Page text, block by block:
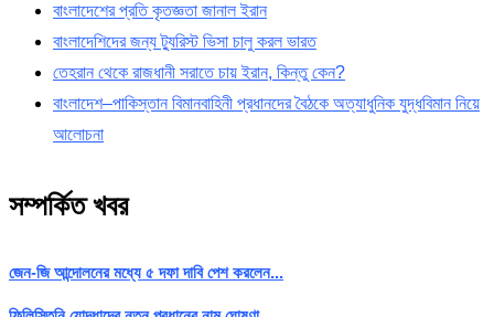
বাংলাদেশের প্রতি কৃতজ্ঞতা জানাল ইরান
বাংলাদেশিদের জন্য ট্যুরিস্ট ভিসা চালু করল ভারত
তেহরান থেকে রাজধানী সরাতে চায় ইরান, কিন্তু কেন?
বাংলাদেশ–পাকিস্তান বিমানবাহিনী প্রধানদের বৈঠকে অত্যাধুনিক যুদ্ধবিমান নিয়ে
আলোচনা
সম্পর্কিত খবর
জেন-জি আন্দোলনের মধ্যে ৫ দফা দাবি পেশ করলেন...